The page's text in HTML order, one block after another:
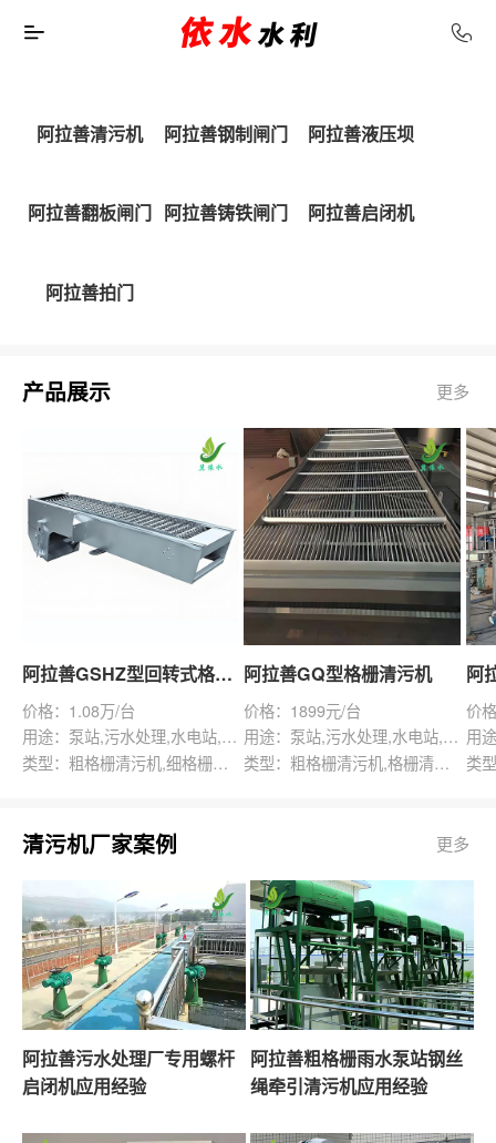
阿拉善清污机 阿拉善钢制闸门 阿拉善液压坝
阿拉善翻板闸门 阿拉善铸铁闸门 阿拉善启闭机
阿拉善拍门
产品展示 更多
阿拉善GSHZ型回转式格栅除污机
价格：1.08万/台
用途：泵站,污水处理,水电站,自来水厂,渠道,水产养殖,化工,纺织,给排水工程
类型：粗格栅清污机,细格栅清污机,格栅清污机,回转式清污机
阿拉善GQ型格栅清污机
价格：1899元/台
用途：泵站,污水处理,水电站,自来水厂,给排水工程
类型：粗格栅清污机,格栅清污机,回转式清污机
价
清污机厂家案例 更多
阿拉善污水处理厂专用螺杆
启闭机应用经验
阿拉善粗格栅雨水泵站钢丝
绳牵引清污机应用经验